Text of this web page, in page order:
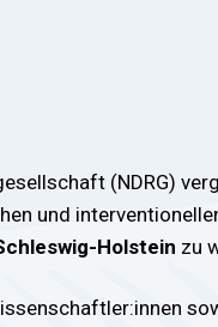
(NDRG)
und
Holstein zu